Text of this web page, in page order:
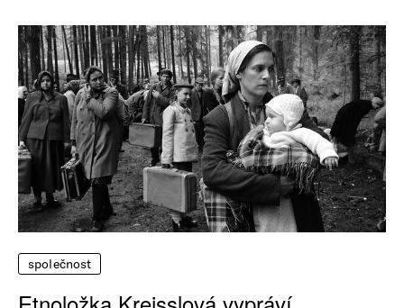
společnost